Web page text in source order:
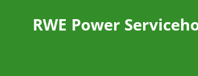
RWE Power